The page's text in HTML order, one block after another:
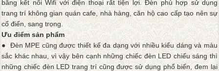
bằng kết nối Wifi với điện thoại rất tiện lợi. Đèn phù hợp sử dụng
trang trí không gian quán cafe, nhà hàng, căn hộ cao cấp tạo nên sự
cổ điển, sang trọng.
Ưu điểm sản phẩm
● Đèn MPE cũng được thiết kế đa dạng với nhiều kiểu dáng và màu
sắc khác nhau, vì vậy bên cạnh những chiếc đèn LED chiếu sáng thì
những chiếc đèn LED trang trí cũng được sử dụng phổ biến, đem lại